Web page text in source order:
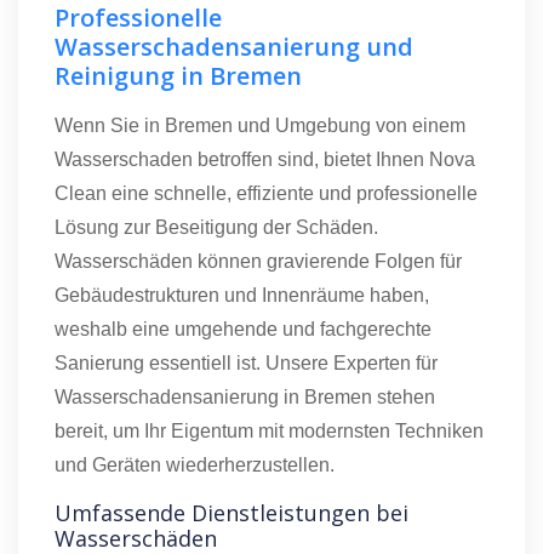
Professionelle
Wasserschadensanierung und
Reinigung in Bremen
Wenn Sie in Bremen und Umgebung von einem
Wasserschaden betroffen sind, bietet Ihnen Nova
Clean eine schnelle, effiziente und professionelle
Lösung zur Beseitigung der Schäden.
Wasserschäden können gravierende Folgen für
Gebäudestrukturen und Innenräume haben,
weshalb eine umgehende und fachgerechte
Sanierung essentiell ist. Unsere Experten für
Wasserschadensanierung in Bremen stehen
bereit, um Ihr Eigentum mit modernsten Techniken
und Geräten wiederherzustellen.
Umfassende Dienstleistungen bei
Wasserschäden